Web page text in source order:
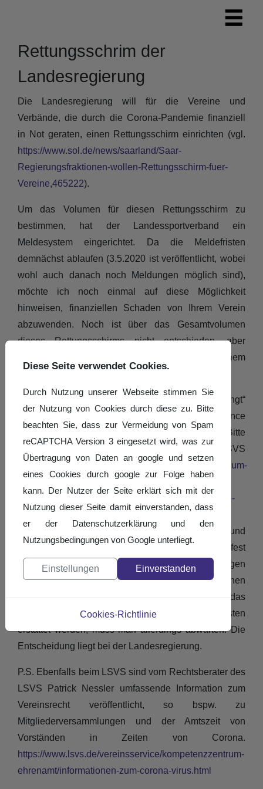
Rettungsschrim der
Landesregierung
Die Landesregierung will für die Vereine und
Verbände, die durch die Corona-Pandemie finanziell
in Not geraten, einen Rettungsschirm einrichten (vgl.
https://www.sol.de/news/saarland/Saar-
Regierungsfraktionen-wollen-Rettungsschirm-fuer-
Vereine,465222).
Um das Volumen für diesen Rettungsschirm zu
bestimmen, hat der Landessportverband ein
Meldesystem eingerichtet. Da die Meldefristen
demnächst ablaufen (3.5.2020 ist veröffentlicht, wobei
wohl auch danach noch Meldungen möglich sind),
möchte ich noch einmal auf diese Möglichkeit
hinweisen, finanziellen Schaden von Ihrem Verein
abzuwenden. Noch ist über das Gesamtvolumen
dieses Rettungsschirms nicht entschieden, aber
bislang gibt es schon ca. 200 Meldungen in einem
Wenn Sie bis Ende des Jahres „Corona-bedingt“
finanzielle Einbußen erwarten, sollten Sie die Chance
nicht verpassen, hierbei zu partizipieren. Bitte
informieren Sie sich auf den Seiten des LSVS
https://www.lsvs.de/vereinsservice/kompetenzzentrum-
ehrenamt/informationen-zum-corona-
virus/meldesystem-fuer-fachverbaende-und-vereine-
meldung-finanzieller-schaeden-in-der-corona-
), dort ist auch das Meldesystem und
Fragen&Antworten verlinkt. Wenn Sie bspw. eine fest
eingeplante Veranstaltung mit Kosten absagen
müssen oder Corona-bedingt einen
Mitgliederrückgang verzeichnen bzw. erwarten, ist das
durchaus ansetzbar. In welchem Umfang Kosten
erstattet werden, muss man allerdings abwarten. Die
Entscheidung liegt bei der Landesregierung.
P.S. Ebenfalls beim LSVS sind vom Rechtsberater des
LSVS Patrick Nessler umfassende Information zum
Vereinsrecht veröffentlicht, so bspw. zu
Mitgliederversammlungen und der Amtszeit von
Vorständen in Zeiten von Corona.
https://www.lsvs.de/vereinsservice/kompetenzzentrum-
ehrenamt/informationen-zum-corona-virus.html
Diese Seite verwendet Cookies.
Durch Nutzung unserer Webseite stimmen Sie
der Nutzung von Cookies durch diese zu. Bitte
beachten Sie, dass zur Vermeidung von Spam
reCAPTCHA Version 3 eingesetzt wird, was zur
Übertragung von Daten an google und setzen
eines Cookies durch google zur Folge haben
kann. Der Nutzer der Seite erklärt sich mit der
Nutzung dieser Seite damit einverstanden, dass
er der Datenschutzerklärung und den
Nutzungsbedingungen von Google unterliegt.
Einstellungen Einverstanden
Cookies-Richtlinie